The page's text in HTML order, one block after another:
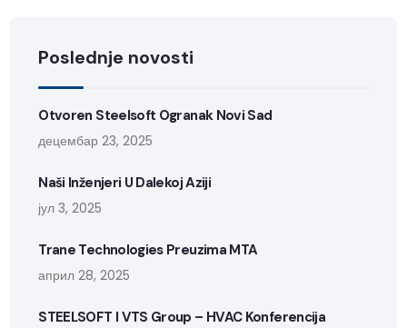
Poslednje novosti
Otvoren Steelsoft Ogranak Novi Sad
децембар 23, 2025
Naši Inženjeri U Dalekoj Aziji
јул 3, 2025
Trane Technologies Preuzima MTA
април 28, 2025
STEELSOFT I VTS Group – HVAC Konferencija